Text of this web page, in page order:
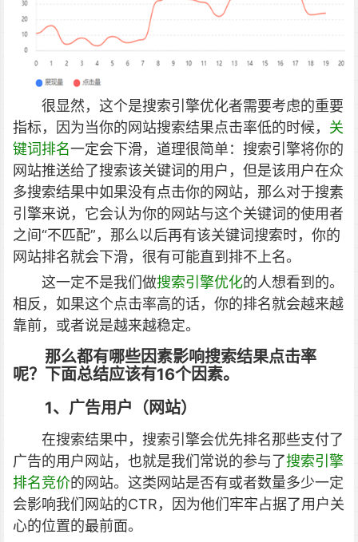
很显然，这个是搜索引擎优化者需要考虑的重要
指标，因为当你的网站搜索结果点击率低的时候， 关
键词排名一定会下滑，道理很简单：搜索引擎将你的
网站推送给了搜索该关键词的用户，但是该用户在众
多搜索结果中如果没有点击你的网站，那么对于搜素
引擎来说，它会认为你的网站与这个关键词的使用者
之间“不匹配”，那么以后再有该关键词搜索时，你的
网站排名就会下滑，很有可能直到排不上名。
这一定不是我们做搜索引擎优化的人想看到的。
相反，如果这个点击率高的话，你的排名就会越来越
靠前，或者说是越来越稳定。
那么都有哪些因素影响搜索结果点击率
呢？ 下面总结应该有16个因素。
1、广告用户（网站）
在搜索结果中，搜索引擎会优先排名那些支付了
广告的用户网站，也就是我们常说的参与了搜索引擎
排名竞价的网站。这类网站是否有或者数量多少一定
会影响我们网站的CTR，因为他们牢牢占据了用户关
心的位置的最前面。